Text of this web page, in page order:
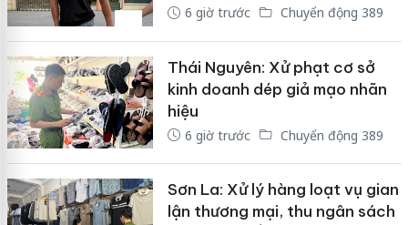
6 giờ trước Chuyển động 389
Thái Nguyên: Xử phạt cơ sở
kinh doanh dép giả mạo nhãn
hiệu
6 giờ trước Chuyển động 389
Sơn La: Xử lý hàng loạt vụ gian
lận thương mại, thu ngân sách